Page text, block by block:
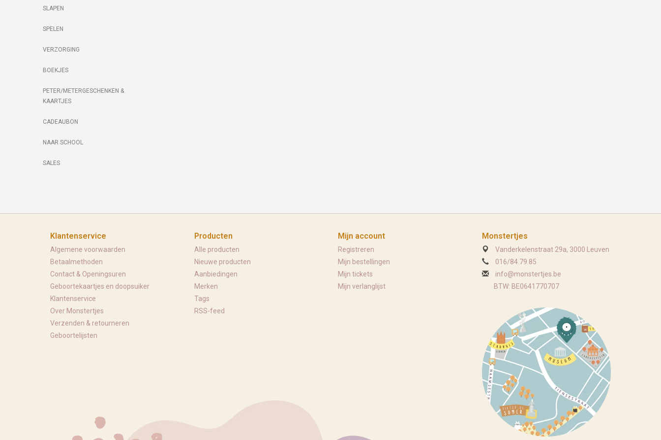
SLAPEN
SPELEN
VERZORGING
BOEKJES
PETER/METERGESCHENKEN &
KAARTJES
CADEAUBON
NAAR SCHOOL
SALES
Klantenservice
Algemene voorwaarden
Betaalmethoden
Contact & Openingsuren
Geboortekaartjes en doopsuiker
Klantenservice
Over Monstertjes
Verzenden & retourneren
Geboortelijsten
Producten
Alle producten
Nieuwe producten
Aanbiedingen
Merken
Tags
RSS-feed
Mijn account
Registreren
Mijn bestellingen
Mijn tickets
Mijn verlanglijst
Monstertjes
Vanderkelenstraat 29a, 3000 Leuven
016/84.79.85
info@monstertjes.be
BTW: BE0641770707